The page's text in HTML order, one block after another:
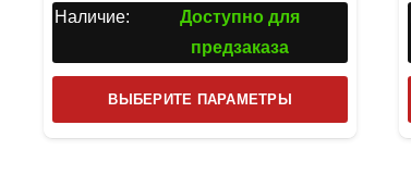
Наличие:
Доступно для
предзаказа
ВЫБЕРИТЕ ПАРАМЕТРЫ
товар